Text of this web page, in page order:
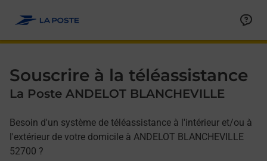
Souscrire à la téléassistance
La Poste ANDELOT BLANCHEVILLE
Besoin d'un système de téléassistance à l'intérieur et/ou à
l'extérieur de votre domicile à ANDELOT BLANCHEVILLE
52700 ?